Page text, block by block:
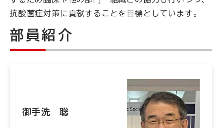
抗酸菌症対策に貢献することを目標としています。
部員紹介
御手洗 聡